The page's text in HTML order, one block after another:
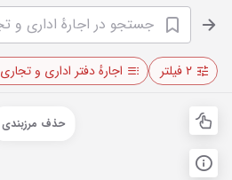
۲ فیلتر اجارهٔ دفتر اداری و تجاری
حذف مرزبندی